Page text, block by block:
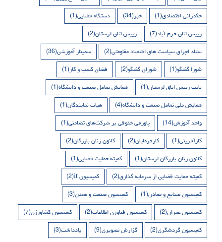
حکمرانی اقتصادی(1) خبر(34) دستگاه قضایی(1)
رییس اتاق خرم آباد(7) رییس اتاق لرستان(2)
ستاد اجرای سیاست های اقتصاد مقاومتی(2) سمینار آموزشی(36)
شورا گفتگو(1) شورای گفتگو(2) فضای کسب و کار(1)
نایب رییس اتاق لرستان(1) همایش تعامل صنعت و دانشگاه(1)
همایش ملی تعامل صنعت و دانشگاه(4) هیات نمایندگان(1)
واحد آموزش(14) پاورقی حقوقی بر شرکت‌های تضامنی(1)
کارآفرینی(1) کارفرمایان(2) کانون زنان بازرگان(2)
کانون زنان بازرگان لرستان(1) کمیته حمایت قضایی(1)
کمیته حمایت قضایی از سرمایه گذاری(2) کمیسیون it (2)
کمیسیون صنایع و معادن(1) کمیسیون صنعت و معدن(3)
کمیسیون عمران(2) کمیسیون فناوری اطلاعات(2) کمیسیون کشاورزی(7)
کمیسیون گردشگری(2) گزارش تصویری(9) یادداشت(3)